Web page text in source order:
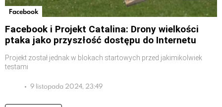
Facebook
Facebook i Projekt Catalina: Drony wielkości
ptaka jako przyszłość dostępu do Internetu
Projekt został jednak w blokach startowych przed jakimikolwiek
testami
9 listopada 2024, 23:49